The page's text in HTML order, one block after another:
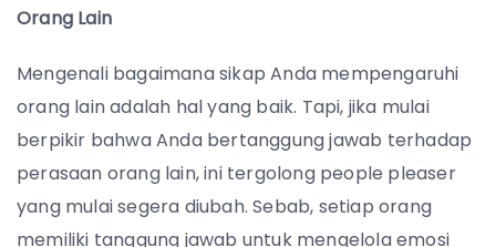
Orang Lain
Mengenali bagaimana sikap Anda mempengaruhi
orang lain adalah hal yang baik. Tapi, jika mulai
berpikir bahwa Anda bertanggung jawab terhadap
perasaan orang lain, ini tergolong people pleaser
yang mulai segera diubah. Sebab, setiap orang
memiliki tanggung jawab untuk mengelola emosi